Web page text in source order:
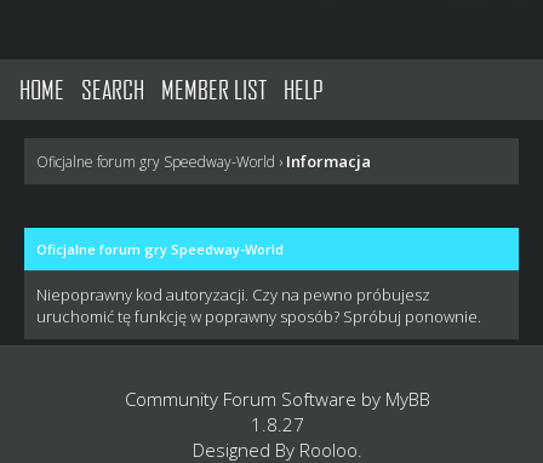
HOME SEARCH MEMBER LIST HELP
Oficjalne forum gry Speedway-World › Informacja
Oficjalne forum gry Speedway-World
Niepoprawny kod autoryzacji. Czy na pewno próbujesz
uruchomić tę funkcję w poprawny sposób? Spróbuj ponownie.
Community Forum Software by MyBB
1.8.27
Designed By Rooloo.